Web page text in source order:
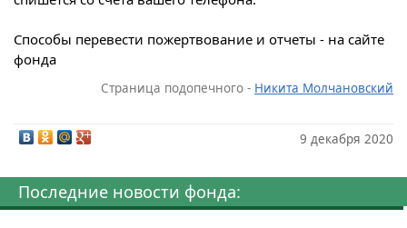
Способы перевести пожертвование и отчеты - на сайте
фонда
Страница подопечного - Никита Молчановский
9 декабря 2020
Последние новости фонда: